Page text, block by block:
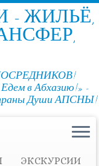
- ЖИЛЬЁ,
в Абхазию!» -
Души АПСНЫ!
ЭКСКУРСИИ